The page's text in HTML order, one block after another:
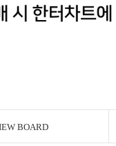
BOARD